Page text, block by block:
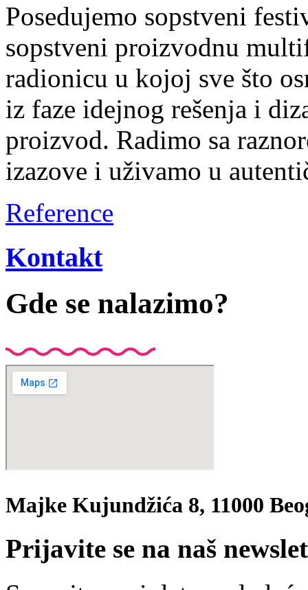
Posedujemo sopstveni
sopstveni proizvodnu
radionicu u kojoj sve što
iz faze idejnog rešenja i
proizvod. Radimo sa
izazove i uživamo u
Reference
Kontakt
Gde se nalazimo?
Majke Kujundžića 8, 11000
Prijavite se na naš